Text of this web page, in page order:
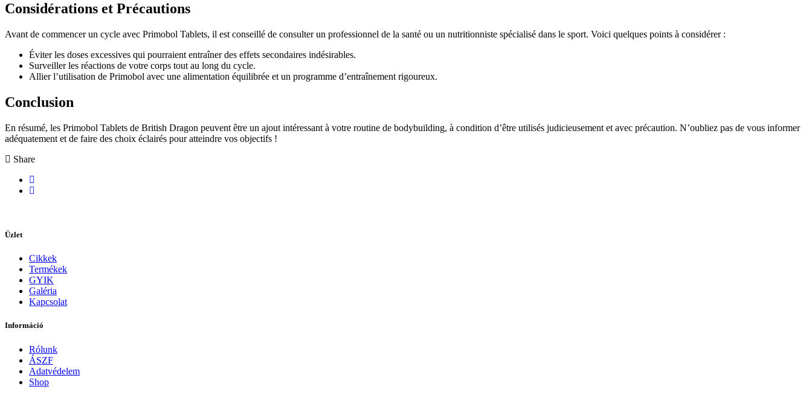
Considérations et Précautions
Avant de commencer un cycle avec Primobol Tablets, il est conseillé de consulter un professionnel de la santé ou un nutritionniste spécialisé dans le sport. Voici quelques points à considérer :
Éviter les doses excessives qui pourraient entraîner des effets secondaires indésirables.
Surveiller les réactions de votre corps tout au long du cycle.
Allier l’utilisation de Primobol avec une alimentation équilibrée et un programme d’entraînement rigoureux.
Conclusion
En résumé, les Primobol Tablets de British Dragon peuvent être un ajout intéressant à votre routine de bodybuilding, à condition d’être utilisés judicieusement et avec précaution. N’oubliez pas de vous informer
adéquatement et de faire des choix éclairés pour atteindre vos objectifs !
Share
Üzlet
Cikkek
Termékek
GYIK
Galéria
Kapcsolat
Információ
Rólunk
ÁSZF
Adatvédelem
Shop